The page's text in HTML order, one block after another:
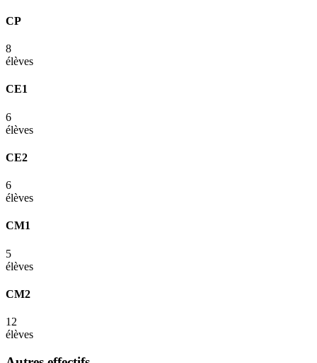
CP
8
élèves
CE1
6
élèves
CE2
6
élèves
CM1
5
élèves
CM2
12
élèves